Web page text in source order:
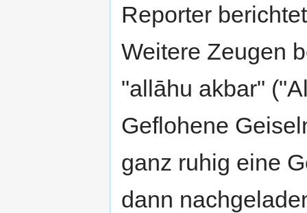
Reporter
Weitere Zeugen
"allāhu akbar"
Geflohene
ganz ruhig eine
dann